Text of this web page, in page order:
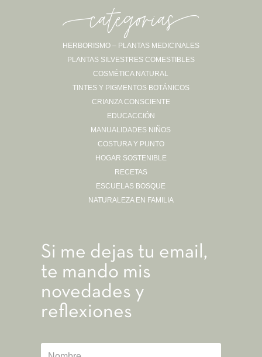
Sígueme en Instagram
-categorias-
HERBORISMO – PLANTAS MEDICINALES
PLANTAS SILVESTRES COMESTIBLES
COSMÉTICA NATURAL
TINTES Y PIGMENTOS BOTÁNICOS
CRIANZA CONSCIENTE
EDUCACCIÓN
MANUALIDADES NIÑOS
COSTURA Y PUNTO
HOGAR SOSTENIBLE
RECETAS
ESCUELAS BOSQUE
NATURALEZA EN FAMILIA
Si me dejas tu email,
te mando mis
novedades y
reflexiones